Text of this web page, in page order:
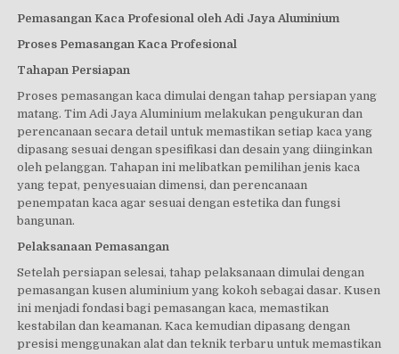
Pemasangan Kaca Profesional oleh Adi Jaya Aluminium
Proses Pemasangan Kaca Profesional
Tahapan Persiapan
Proses pemasangan kaca dimulai dengan tahap persiapan yang
matang. Tim Adi Jaya Aluminium melakukan pengukuran dan
perencanaan secara detail untuk memastikan setiap kaca yang
dipasang sesuai dengan spesifikasi dan desain yang diinginkan
oleh pelanggan. Tahapan ini melibatkan pemilihan jenis kaca
yang tepat, penyesuaian dimensi, dan perencanaan
penempatan kaca agar sesuai dengan estetika dan fungsi
bangunan.
Pelaksanaan Pemasangan
Setelah persiapan selesai, tahap pelaksanaan dimulai dengan
pemasangan kusen aluminium yang kokoh sebagai dasar. Kusen
ini menjadi fondasi bagi pemasangan kaca, memastikan
kestabilan dan keamanan. Kaca kemudian dipasang dengan
presisi menggunakan alat dan teknik terbaru untuk memastikan